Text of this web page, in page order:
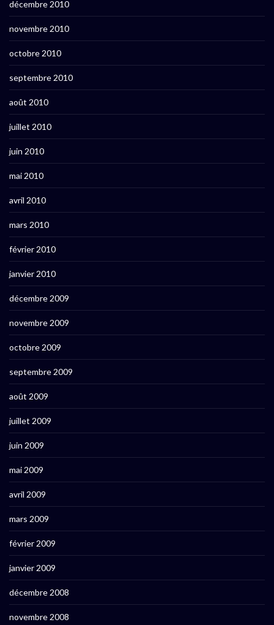
décembre 2010
novembre 2010
octobre 2010
septembre 2010
août 2010
juillet 2010
juin 2010
mai 2010
avril 2010
mars 2010
février 2010
janvier 2010
décembre 2009
novembre 2009
octobre 2009
septembre 2009
août 2009
juillet 2009
juin 2009
mai 2009
avril 2009
mars 2009
février 2009
janvier 2009
décembre 2008
novembre 2008